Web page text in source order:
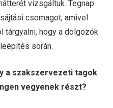
vizsgáltuk. Tegnap
csomagot, amivel
tárgyalni, hogy a dolgozók
során.
a szakszervezeti tagok
vegyenek részt?